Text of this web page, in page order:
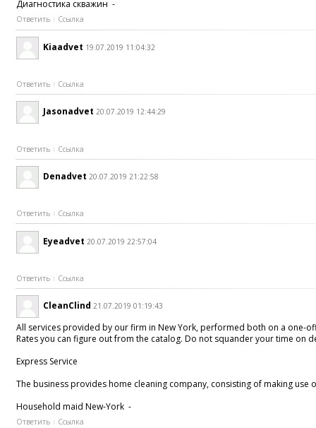
Диагностика скважин -
Ответить Ссылка
Kiaadvet 19.07.2019 11:04:32
Ответить Ссылка
Jasonadvet 20.07.2019 12:44:29
Ответить Ссылка
Denadvet 20.07.2019 21:22:58
Ответить Ссылка
Eyeadvet 20.07.2019 22:57:04
Ответить Ссылка
CleanClind 21.07.2019 01:19:43
All services provided by our firm in New York, performed both on a one-
Rates you can figure out from the catalog. Do not squander your time on
Express Service
The business provides home cleaning company, consisting of making
Household maid New-York -
Ответить Ссылка